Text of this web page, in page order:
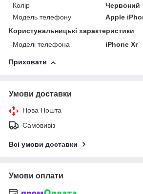
Колір
Червоний
Модель телефону
Apple
Користувальницькі характеристики
Моделі телефона
iPhone Xr
Приховати
Умови доставки
Нова Пошта
Самовивіз
Всі умови доставки
Умови оплати